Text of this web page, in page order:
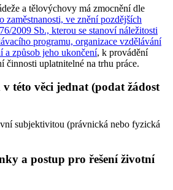
a tělovýchovy má zmocnění dle
zaměstnanosti, ve znění pozdějších
2009 Sb., kterou se stanoví náležitosti
programu, organizace vzdělávání
způsob jeho ukončení, k provádění
činnosti uplatnitelné na trhu práce.
této věci jednat (podat žádost
subjektivitou (právnická nebo fyzická
a postup pro řešení životní